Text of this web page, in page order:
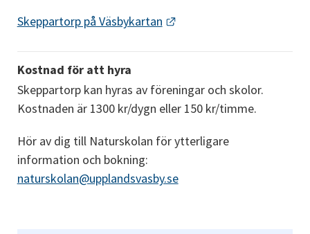
Skeppartorp på Väsbykartan Länk till annan webbplats.
Kostnad för att hyra
Skeppartorp kan hyras av föreningar och skolor.
Kostnaden är 1300 kr/dygn eller 150 kr/timme.
Hör av dig till Naturskolan för ytterligare
naturskolan@upplandsvasby.se